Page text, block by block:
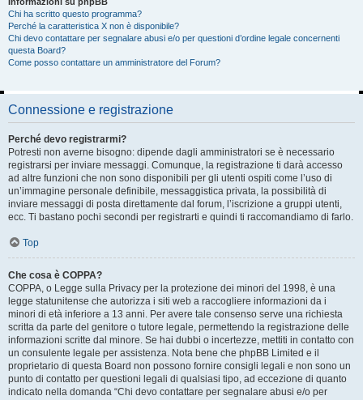
Chi ha scritto questo programma?
Perché la caratteristica X non è disponibile?
Chi devo contattare per segnalare abusi e/o per questioni d’ordine legale concernenti
questa Board?
Come posso contattare un amministratore del Forum?
Connessione e registrazione
Perché devo registrarmi?
Potresti non averne bisogno: dipende dagli amministratori se è necessario
registrarsi per inviare messaggi. Comunque, la registrazione ti darà accesso
ad altre funzioni che non sono disponibili per gli utenti ospiti come l’uso di
un’immagine personale definibile, messaggistica privata, la possibilità di
inviare messaggi di posta direttamente dal forum, l’iscrizione a gruppi utenti,
ecc. Ti bastano pochi secondi per registrarti e quindi ti raccomandiamo di farlo.
Top
Che cosa è COPPA?
COPPA, o Legge sulla Privacy per la protezione dei minori del 1998, è una
legge statunitense che autorizza i siti web a raccogliere informazioni da i
minori di età inferiore a 13 anni. Per avere tale consenso serve una richiesta
scritta da parte del genitore o tutore legale, permettendo la registrazione delle
informazioni scritte dal minore. Se hai dubbi o incertezze, mettiti in contatto con
un consulente legale per assistenza. Nota bene che phpBB Limited e il
proprietario di questa Board non possono fornire consigli legali e non sono un
punto di contatto per questioni legali di qualsiasi tipo, ad eccezione di quanto
indicato nella domanda “Chi devo contattare per segnalare abusi e/o per